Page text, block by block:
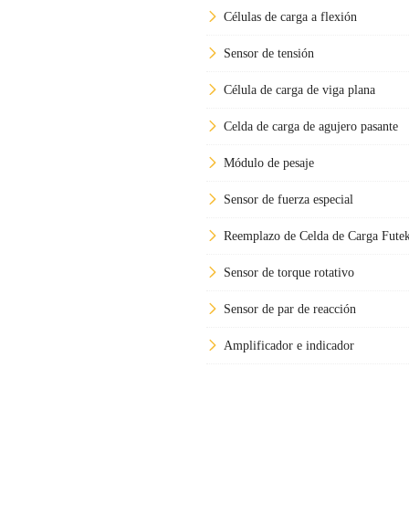
Células de carga a flexión
Sensor de tensión
Célula de carga de viga plana
Celda de carga de agujero pasante
Módulo de pesaje
Sensor de fuerza especial
Reemplazo de Celda de Carga
Sensor de torque rotativo
Sensor de par de reacción
Amplificador e indicador